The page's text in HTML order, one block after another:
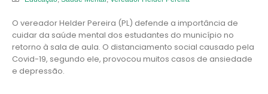
O vereador Helder Pereira (PL) defende a importância de
cuidar da saúde mental dos estudantes do município no
retorno à sala de aula. O distanciamento social causado pela
Covid-19, segundo ele, provocou muitos casos de ansiedade
e depressão.